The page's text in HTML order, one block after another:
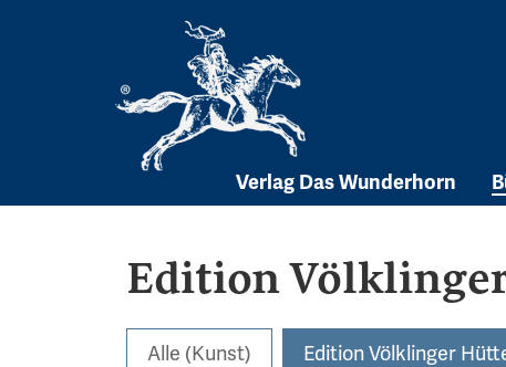
Verlag Das Wunderhorn
Edition
Alle (Kunst) Edition Völklinger